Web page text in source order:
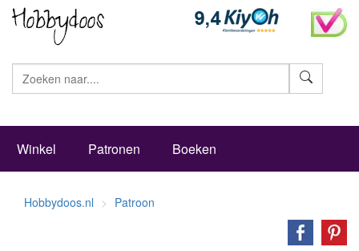
Winkel Patronen Boeken
Hobbydoos.nl Patroon